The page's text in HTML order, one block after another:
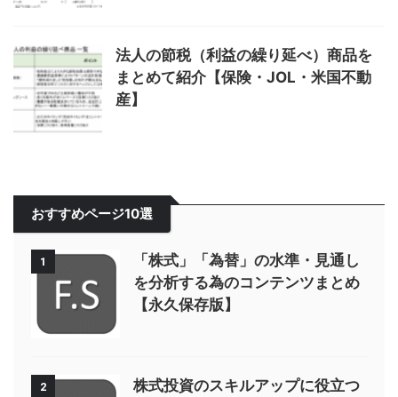
法人の節税（利益の繰り延べ）商品を
まとめて紹介【保険・JOL・米国不動
産】
おすすめページ10選
1
「株式」「為替」の水準・見通し
を分析する為のコンテンツまとめ
【永久保存版】
2
株式投資のスキルアップに役立つ